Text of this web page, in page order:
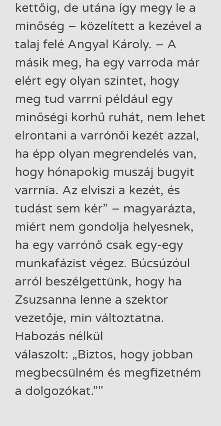
kettőig, de utána így megy le a
minőség – közelített a kezével a
talaj felé Angyal Károly. – A
másik meg, ha egy varroda már
elért egy olyan szintet, hogy
meg tud varrni például egy
minőségi korhű ruhát, nem lehet
elrontani a varrónői kezét azzal,
ha épp olyan megrendelés van,
hogy hónapokig muszáj bugyit
varrnia. Az elviszi a kezét, és
tudást sem kér” – magyarázta,
miért nem gondolja helyesnek,
ha egy varrónő csak egy-egy
munkafázist végez. Búcsúzóul
arról beszélgettünk, hogy ha
Zsuzsanna lenne a szektor
vezetője, min változtatna.
Habozás nélkül
válaszolt: „Biztos, hogy jobban
megbecsülném és megfizetném
a dolgozókat.”"